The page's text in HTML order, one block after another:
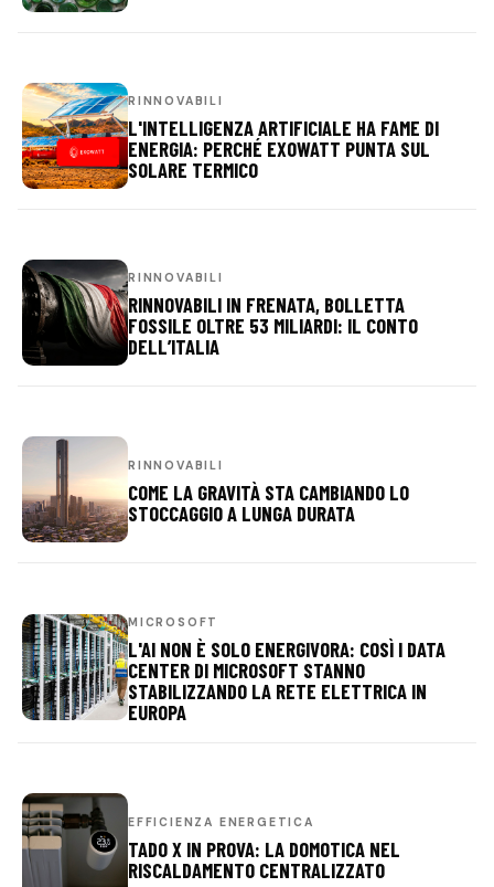
RINNOVABILI
L'INTELLIGENZA ARTIFICIALE HA FAME DI
ENERGIA: PERCHÉ EXOWATT PUNTA SUL
SOLARE TERMICO
RINNOVABILI
RINNOVABILI IN FRENATA, BOLLETTA
FOSSILE OLTRE 53 MILIARDI: IL CONTO
DELL’ITALIA
RINNOVABILI
COME LA GRAVITÀ STA CAMBIANDO LO
STOCCAGGIO A LUNGA DURATA
MICROSOFT
L'AI NON È SOLO ENERGIVORA: COSÌ I DATA
CENTER DI MICROSOFT STANNO
STABILIZZANDO LA RETE ELETTRICA IN
EUROPA
EFFICIENZA ENERGETICA
TADO X IN PROVA: LA DOMOTICA NEL
RISCALDAMENTO CENTRALIZZATO